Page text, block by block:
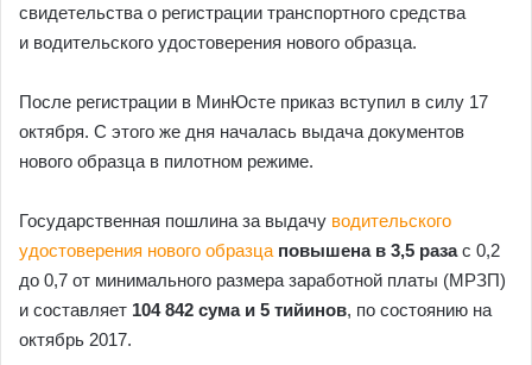
свидетельства о регистрации транспортного средства
и водительского удостоверения нового образца.
После регистрации в МинЮсте приказ вступил в силу 17
октября. С этого же дня началась выдача документов
нового образца в пилотном режиме.
Государственная пошлина за выдачу водительского
удостоверения нового образца повышена в 3,5 разас 0,2
до 0,7 от минимального размера заработной платы (МРЗП)
и составляет 104 842 сума и 5 тийинов, по состоянию на
октябрь 2017.